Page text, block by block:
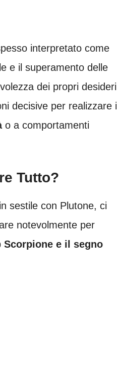
interpretato come
e il superamento delle
dei propri desideri
decisive per realizzare i
o a comportamenti
Tutto?
sestile con Plutone, ci
notevolmente per
Scorpione e il segno